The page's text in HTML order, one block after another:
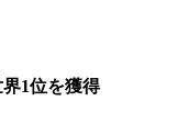
1位を獲得